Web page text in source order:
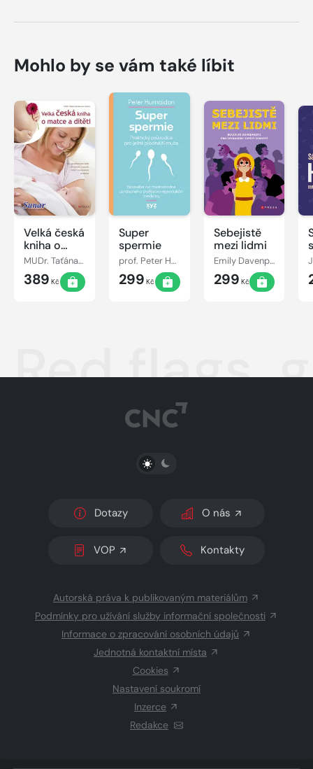
Mohlo by se vám také líbit
Velká česká
kniha o
matce a
dítěti
MUDr. Taťána Hanáková
389 Kč
Super
spermie
prof. Peter Humaidan
299 Kč
Sebejistě
mezi lidmi
Emily Davenportová
299 Kč
Red flags,
PŘEPNOUT SVĚTLÝ/TMAVÝ REŽIM
Dotazy O nás
VOP Kontakty
Autorská práva k publikovaným materiálům
Podmínky pro užívání služby informační společnosti
Informace o zpracování osobních údajů
Jednotná kontaktní místa
Cookies
Nastavení soukromí
Inzerce
Redakce